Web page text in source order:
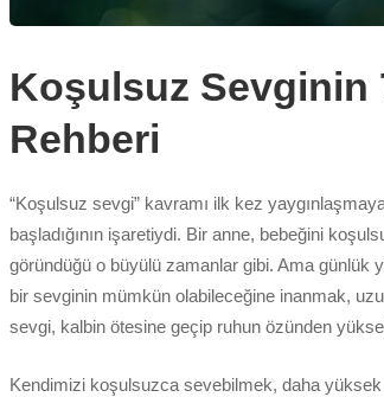
Koşulsuz Sevginin
Rehberi
“Koşulsuz sevgi” kavramı ilk kez
başladığının işaretiydi. Bir anne, bebeğini
göründüğü o büyülü zamanlar gibi. Ama günlük
bir sevginin mümkün olabileceğine inanmak,
sevgi, kalbin ötesine geçip ruhun özünden
Kendimizi koşulsuzca sevebilmek, daha yüksek